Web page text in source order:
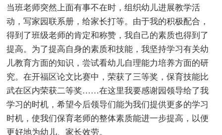
当班老师突然上面有事不在时，组织幼儿进展教学活
动，写家园联系册，给家长打等。由于我的积极配合，
得到了班级老师的肯定和称赞，我自己的素质也得到了
提高。为了提高自身的素质和技能，我坚持学习有关幼
儿教育方面的知识，尝试看幼儿自理能力培养方面的研
究。在开福区论文比赛中，荣获了三等奖，保育技能比
武在区内荣获二等奖……在这里我要感谢园领导给了我
学习的时机，希望今后领导们能为我们提供更多的学习
时机，使我们保育老师的整体素质能进一步提高，以便
更好地为幼儿、家长效劳。